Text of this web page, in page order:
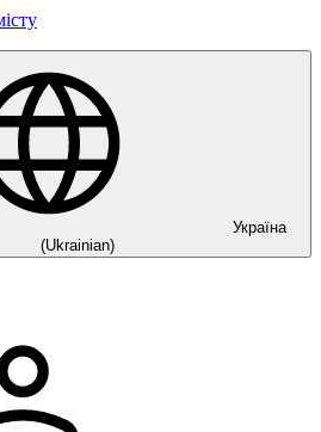
Україна
(Ukrainian)